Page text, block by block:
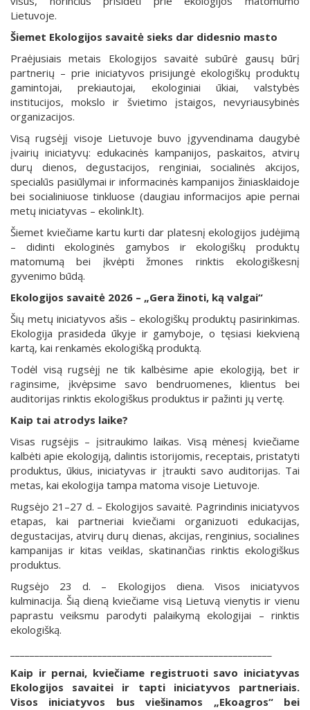
Lietuvoje.
Šiemet Ekologijos savaitė sieks dar didesnio masto
Praėjusiais metais Ekologijos savaitė subūrė gausų būrį
partnerių – prie iniciatyvos prisijungė ekologiškų produktų
gamintojai, prekiautojai, ekologiniai ūkiai, valstybės
institucijos, mokslo ir švietimo įstaigos, nevyriausybinės
organizacijos.
Visą rugsėjį visoje Lietuvoje buvo įgyvendinama daugybė
įvairių iniciatyvų: edukacinės kampanijos, paskaitos, atvirų
durų dienos, degustacijos, renginiai, socialinės akcijos,
specialūs pasiūlymai ir informacinės kampanijos žiniasklaidoje
bei socialiniuose tinkluose (daugiau informacijos apie pernai
metų iniciatyvas – ekolink.lt).
Šiemet kviečiame kartu kurti dar platesnį ekologijos judėjimą
– didinti ekologinės gamybos ir ekologiškų produktų
matomumą bei įkvėpti žmones rinktis ekologiškesnį
gyvenimo būdą.
Ekologijos savaitė 2026 – „Gera žinoti, ką valgai“
Šių metų iniciatyvos ašis – ekologiškų produktų pasirinkimas.
Ekologija prasideda ūkyje ir gamyboje, o tęsiasi kiekvieną
kartą, kai renkamės ekologišką produktą.
Todėl visą rugsėjį ne tik kalbėsime apie ekologiją, bet ir
raginsime, įkvėpsime savo bendruomenes, klientus bei
auditorijas rinktis ekologiškus produktus ir pažinti jų vertę.
Kaip tai atrodys laike?
Visas rugsėjis – įsitraukimo laikas. Visą mėnesį kviečiame
kalbėti apie ekologiją, dalintis istorijomis, receptais, pristatyti
produktus, ūkius, iniciatyvas ir įtraukti savo auditorijas. Tai
metas, kai ekologija tampa matoma visoje Lietuvoje.
Rugsėjo 21–27 d. – Ekologijos savaitė. Pagrindinis iniciatyvos
etapas, kai partneriai kviečiami organizuoti edukacijas,
degustacijas, atvirų durų dienas, akcijas, renginius, socialines
kampanijas ir kitas veiklas, skatinančias rinktis ekologiškus
produktus.
Rugsėjo 23 d. – Ekologijos diena. Visos iniciatyvos
kulminacija. Šią dieną kviečiame visą Lietuvą vienytis ir vienu
paprastu veiksmu parodyti palaikymą ekologijai – rinktis
ekologišką.
Kaip ir pernai, kviečiame registruoti savo iniciatyvas
Ekologijos savaitei ir tapti iniciatyvos partneriais.
Visos iniciatyvos bus viešinamos „Ekoagros“ bei